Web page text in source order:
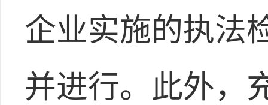
企业实施的执法
并进行。此外，